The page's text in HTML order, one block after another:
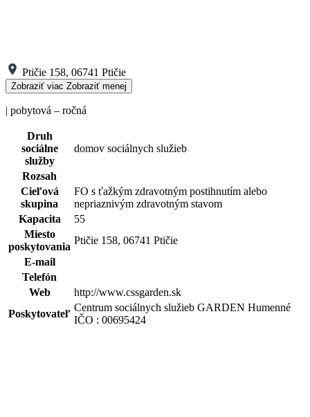
Ptičie 158, 06741 Ptičie
Zobraziť viac Zobraziť menej
| pobytová – ročná
Druh
sociálne
služby
domov sociálnych služieb
Rozsah
Cieľová
skupina
FO s ťažkým zdravotným postihnutím alebo
nepriaznivým zdravotným stavom
Kapacita
55
Miesto
poskytovania
Ptičie 158, 06741 Ptičie
E-mail
Telefón
Web
http://www.cssgarden.sk
Poskytovateľ
Centrum sociálnych služieb GARDEN Humenné
IČO : 00695424